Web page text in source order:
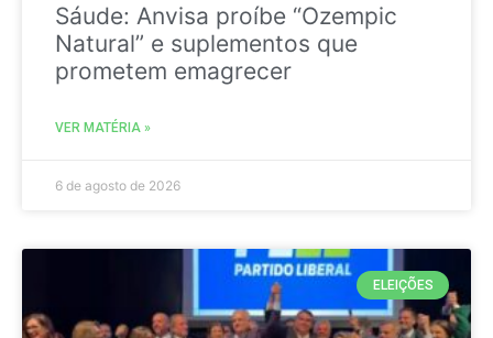
Sáude: Anvisa proíbe “Ozempic
Natural” e suplementos que
prometem emagrecer
VER MATÉRIA »
6 de agosto de 2026
ELEIÇÕES